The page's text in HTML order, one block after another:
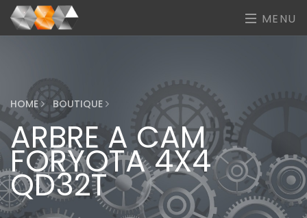
MENU
HOME BOUTIQUE
ARBRE A CAM
FORYOTA 4X4
QD32T